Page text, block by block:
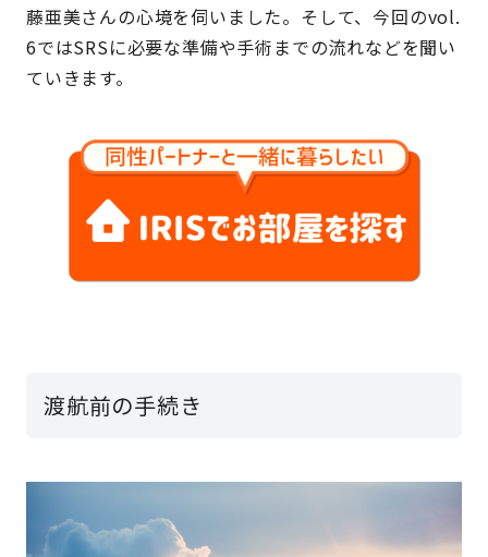
藤亜美さんの心境を伺いました。そして、今回のvol.
6ではSRSに必要な準備や手術までの流れなどを聞い
ていきます。
渡航前の手続き